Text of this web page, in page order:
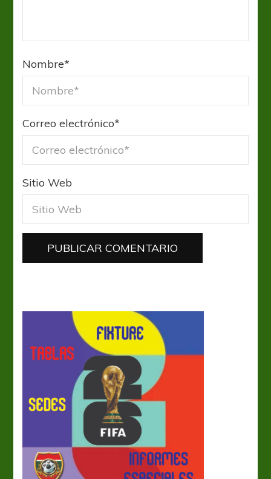
Nombre*
Correo electrónico*
Sitio Web